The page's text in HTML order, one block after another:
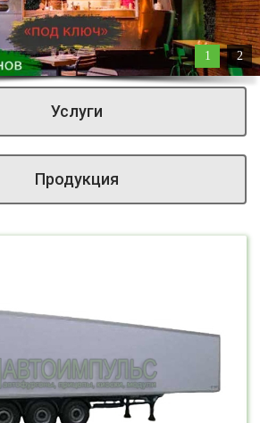
1 2
Услуги
Продукция